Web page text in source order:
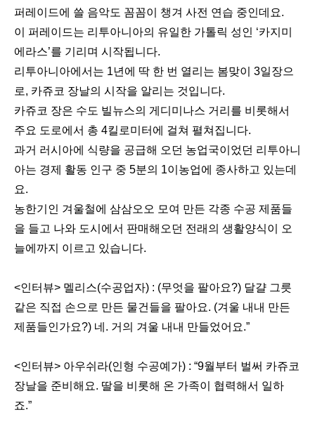
퍼레이드에 쓸 음악도 꼼꼼이 챙겨 사전 연습 중인데요.
이 퍼레이드는 리투아니아의 유일한 가톨릭 성인 ‘카지미
에라스’를 기리며 시작됩니다.
리투아니아에서는 1년에 딱 한 번 열리는 봄맞이 3일장으
로, 카쥬코 장날의 시작을 알리는 것입니다.
카쥬코 장은 수도 빌뉴스의 게디미나스 거리를 비롯해서
주요 도로에서 총 4킬로미터에 걸쳐 펼쳐집니다.
과거 러시아에 식량을 공급해 오던 농업국이었던 리투아니
아는 경제 활동 인구 중 5분의 1이농업에 종사하고 있는데
요.
농한기인 겨울철에 삼삼오오 모여 만든 각종 수공 제품들
을 들고 나와 도시에서 판매해오던 전래의 생활양식이 오
늘에까지 이르고 있습니다.
<인터뷰> 멜리스(수공업자) : (무엇을 팔아요?) 달걀 그릇
같은 직접 손으로 만든 물건들을 팔아요. (겨울 내내 만든
제품들인가요?) 네. 거의 겨울 내내 만들었어요.”
<인터뷰> 아우쉬라(인형 수공예가) : “9월부터 벌써 카쥬코
장날을 준비해요. 딸을 비롯해 온 가족이 협력해서 일하
죠.”